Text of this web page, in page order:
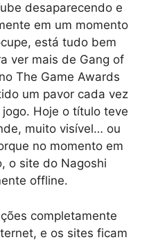
desaparecendo e
em um momento
está tudo bem
ver mais de Gang of
The Game Awards
um pavor cada vez
Hoje o título teve
muito visível… ou
no momento em
o site do Nagoshi
offline.
completamente
e os sites ficam